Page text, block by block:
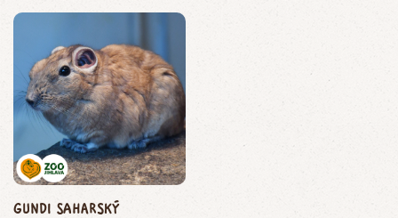
gundi saharský